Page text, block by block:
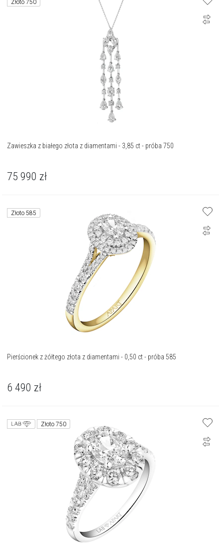
Złoto 750
Zawieszka z białego złota z diamentami - 3,85 ct - próba 750
75 990 zł
Złoto 585
Pierścionek z żółtego złota z diamentami - 0,50 ct - próba 585
6 490 zł
Złoto 750